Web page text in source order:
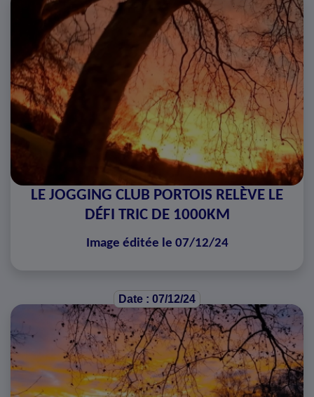
LE JOGGING CLUB PORTOIS RELÈVE LE
DÉFI TRIC DE 1000KM
Image éditée le 07/12/24
Date : 07/12/24